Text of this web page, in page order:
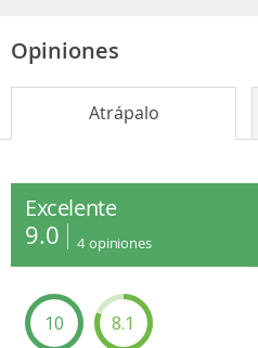
Opiniones
Atrápalo
Excelente
9.0 4 opiniones
10 8.1